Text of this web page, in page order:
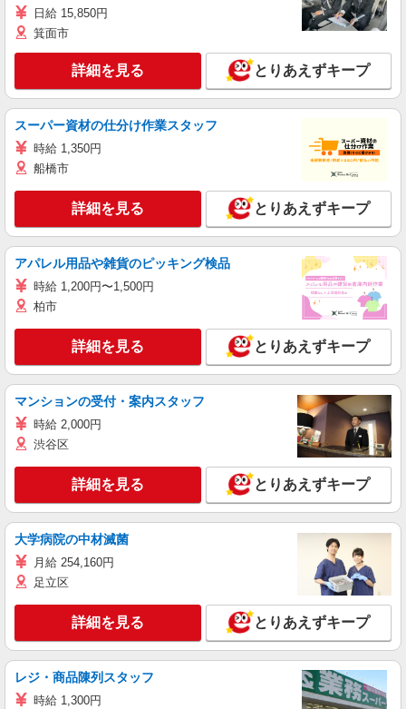
日給 15,850円
箕面市
詳細を見る とりあえずキープ
スーパー資材の仕分け作業スタッフ
時給 1,350円
船橋市
詳細を見る とりあえずキープ
アパレル用品や雑貨のピッキング検品
時給 1,200円〜1,500円
柏市
詳細を見る とりあえずキープ
マンションの受付・案内スタッフ
時給 2,000円
渋谷区
詳細を見る とりあえずキープ
大学病院の中材滅菌
月給 254,160円
足立区
詳細を見る とりあえずキープ
レジ・商品陳列スタッフ
時給 1,300円